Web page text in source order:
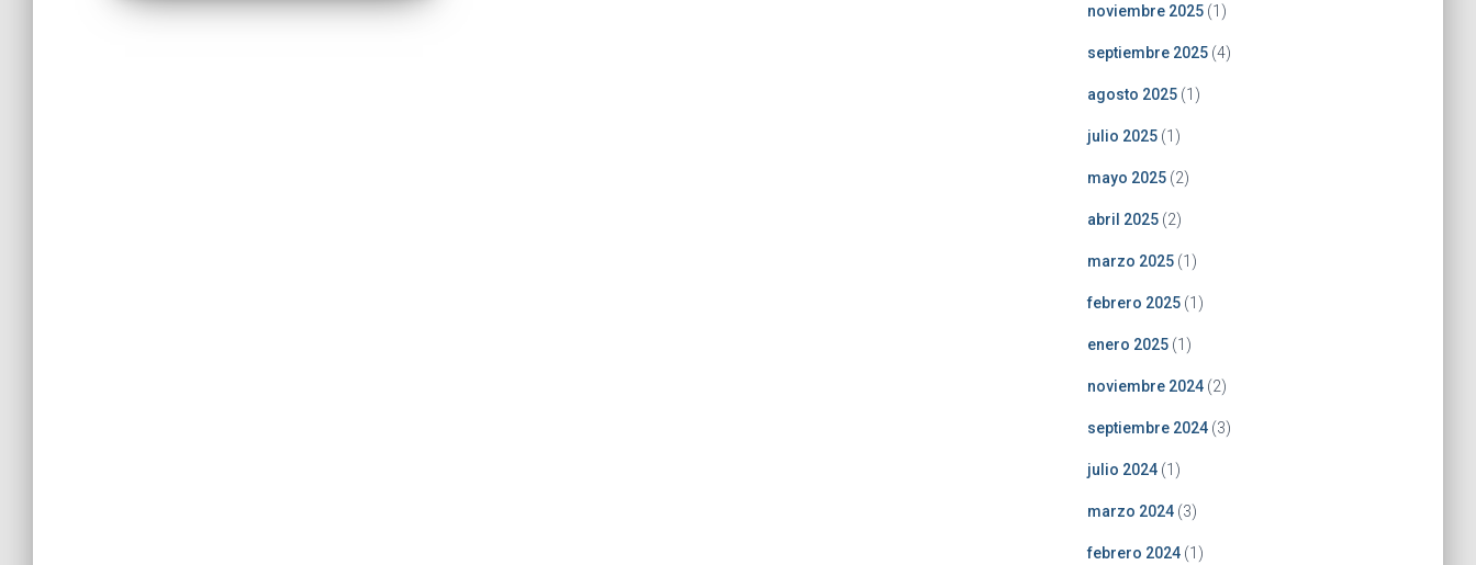
noviembre 2025(1)
septiembre 2025(4)
agosto 2025(1)
julio 2025(1)
mayo 2025(2)
abril 2025(2)
marzo 2025(1)
febrero 2025(1)
enero 2025(1)
noviembre 2024(2)
septiembre 2024(3)
julio 2024(1)
marzo 2024(3)
febrero 2024(1)